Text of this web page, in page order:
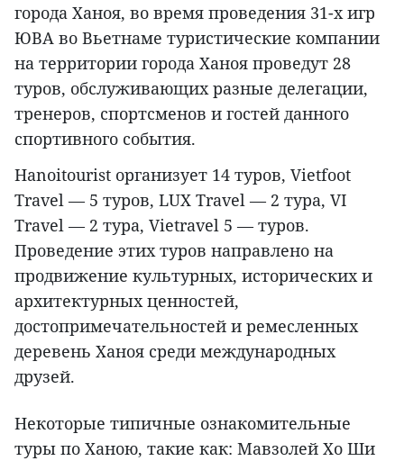
города Ханоя, во время проведения 31-х игр
ЮВА во Вьетнаме туристические компании
на территории города Ханоя проведут 28
туров, обслуживающих разные делегации,
тренеров, спортсменов и гостей данного
спортивного события.
Hanoitourist организует 14 туров, Vietfoot
Travel — 5 туров, LUX Travel — 2 тура, VI
Travel — 2 тура, Vietravel 5 — туров.
Проведение этих туров направлено на
продвижение культурных, исторических и
архитектурных ценностей,
достопримечательностей и ремесленных
деревень Ханоя среди международных
друзей.
Некоторые типичные ознакомительные
туры по Ханою, такие как: Мавзолей Хо Ши